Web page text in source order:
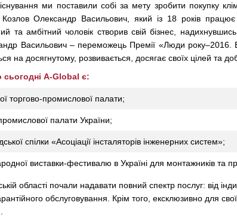
ми поставили собі за мету зробити покупку
Козлов Олександр Васильович, який із 18 років
та амбітний чоловік створив свій бізнес,
Васильович – переможець Премії «Люди
на досягнутому, розвивається, досягає своїх цілей та
A-Global є:
торгово-промислової палати;
палати України;
спілки «Асоціації інсталяторів інженерних систем»;
виставки-фестивалю в Україні для монтажників та
області почали надавати повний спектр послуг: від
обслуговування. Крім того, ексклюзивно для